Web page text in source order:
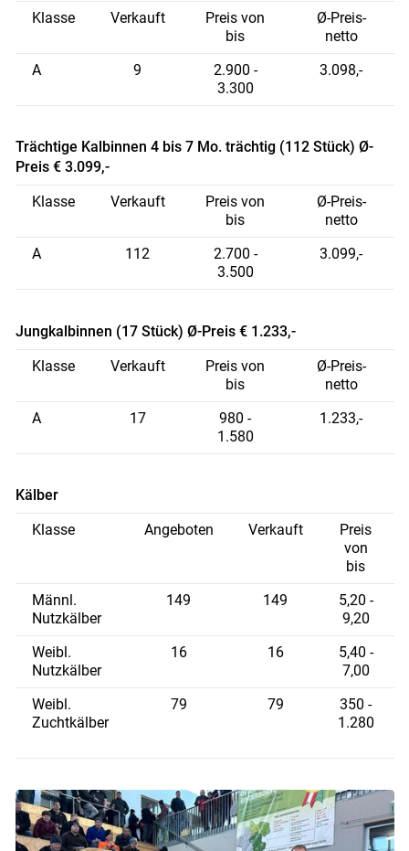
Klasse Verkauft
Preis von
bis
Ø-Preis-
netto
A
9
2.900 -
3.300
3.098,-
Trächtige Kalbinnen 4 bis 7 Mo. trächtig (112 Stück) Ø-
Preis € 3.099,-
Klasse
Verkauft
Preis von
bis
Ø-Preis-
netto
A
112
2.700 -
3.500
3.099,-
Jungkalbinnen (17 Stück) Ø-Preis € 1.233,-
Klasse
Verkauft
Preis von
bis
Ø-Preis-
netto
A
17
980 -
1.580
1.233,-
Kälber
Klasse
Angeboten Verkauft
Preis
von
bis
Männl.
Nutzkälber
149 149
5,20 -
9,20
Weibl.
Nutzkälber
16 16
5,40 -
7,00
Weibl.
Zuchtkälber
79 79
350 -
1.280